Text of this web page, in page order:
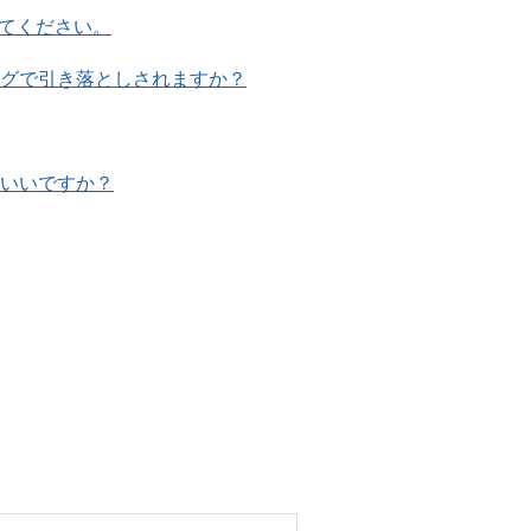
ください。
で引き落としされますか？
いですか？